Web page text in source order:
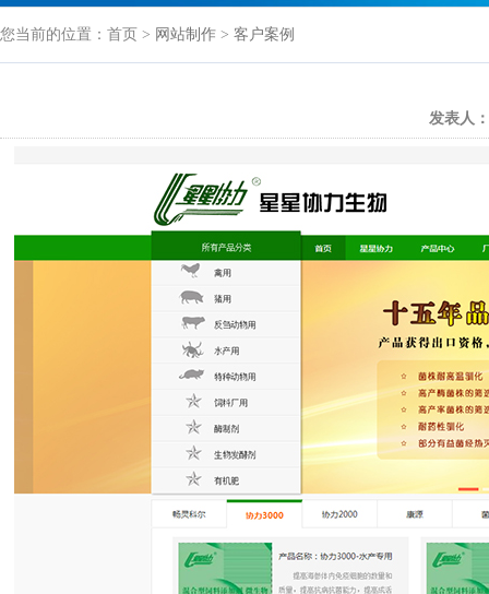
您当前的位置：首页 > 网站制作 > 客户案例
发表人：